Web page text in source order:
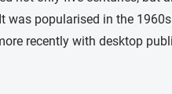
was popularised in the
recently with desktop